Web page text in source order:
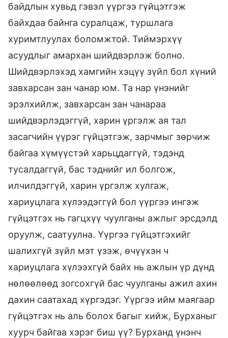
байдлын хувьд гэвэл үүргээ гүйцэтгэж
байхдаа байнга суралцаж, туршлага
хуримтлуулах боломжтой. Тиймэрхүү
асуудлыг амархан шийдвэрлэж болно.
Шийдвэрлэхэд хамгийн хэцүү зүйл бол хүний
завхарсан зан чанар юм. Та нар үнэнийг
эрэлхийлж, завхарсан зан чанараа
шийдвэрлэдэггүй, харин үргэлж ая тал
засагчийн үүрэг гүйцэтгэж, зарчмыг зөрчиж
байгаа хүмүүстэй харьцдаггүй, тэдэнд
тусалдаггүй, бас тэднийг ил болгож,
илчилдэггүй, харин үргэлж хулгаж,
хариуцлага хүлээдэггүй бол үүргээ ингэж
гүйцэтгэх нь гагцхүү чуулганы ажлыг эрсдэлд
оруулж, саатуулна. Үүргээ гүйцэтгэхийг
шалихгүй зүйл мэт үзэж, өчүүхэн ч
хариуцлага хүлээхгүй байх нь ажлын үр дүнд
нөлөөлөөд зогсохгүй бас чуулганы ажил ахин
дахин саатахад хүргэдэг. Үүргээ ийм маягаар
гүйцэтгэх нь аль болох багыг хийж, Бурханыг
хуурч байгаа хэрэг биш үү? Бурханд үнэнч